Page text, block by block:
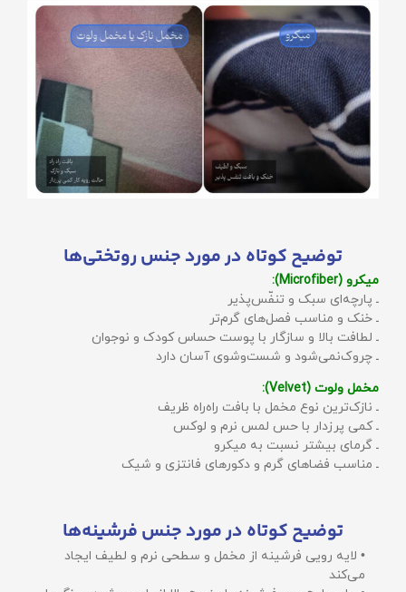
توضیح کوتاه در مورد جنس روتختی‌ها
میکرو (Microfiber):
ـ پارچه‌ای سبک و تنفّس‌پذیر
ـ خنک و مناسب فصل‌های گرم‌تر
ـ لطافت بالا و سازگار با پوست حساس کودک و نوجوان
ـ چروک‌نمی‌شود و شست‌وشوی آسان دارد
مخمل ولوت (Velvet):
ـ نازک‌ترین نوع مخمل با بافت راه‌راه ظریف
ـ کمی پرزدار با حس لمس نرم و لوکس
ـ گرمای بیشتر نسبت به میکرو
ـ مناسب فضاهای گرم و دکورهای فانتزی و شیک
توضیح کوتاه در مورد جنس فرشینه‌ها
• لایه رویی فرشینه از مخمل و سطحی نرم و لطیف ایجاد
می‌کند